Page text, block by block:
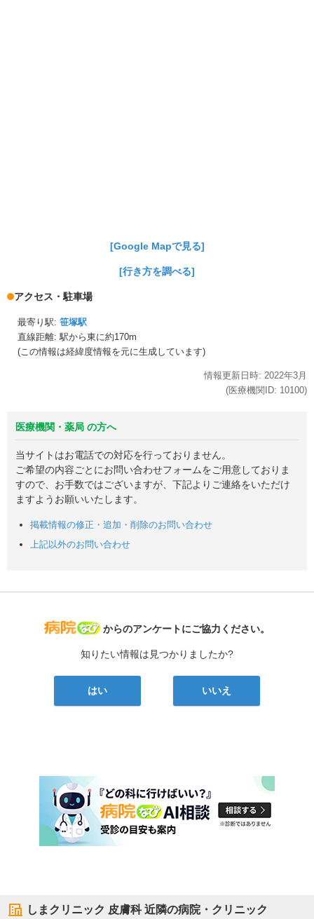
[Google Mapで見る]
[行き方を調べる]
アクセス・駐車場
最寄り駅: 笹塚駅
直線距離: 駅から東に約170m
(この情報は経緯度情報を元に生成しています)
情報更新日時: 2022年3月
(医療機関ID: 10100)
医療機関・薬局 の方へ
当サイトはお電話での対応を行っておりません。
ご希望の内容ごとにお問い合わせフォームをご用意しておりま
すので、お手数ではございますが、下記よりご連絡をいただけ
ますようお願いいたします。
掲載情報の修正・追加・削除のお問い合わせ
上記以外のお問い合わせ
病院なび
からのアンケートにご協力ください。
知りたい情報は見つかりましたか?
はい いいえ
しまクリニック 皮膚科近隣の病院・クリニック